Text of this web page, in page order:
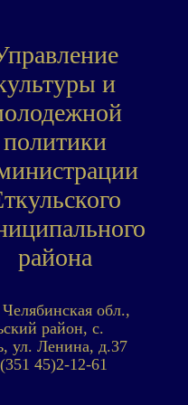
и
политики
района
Челябинская обл.,
район, с.
ул. Ленина, д.37
45)2-12-61